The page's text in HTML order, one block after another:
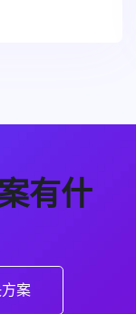
有什
案